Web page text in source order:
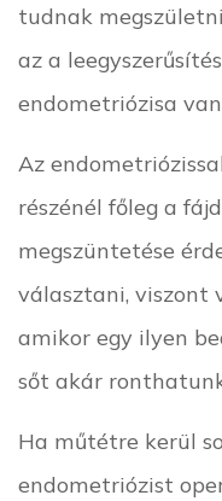
tudnak
az a
endometriózisa
Az
részénél főleg a
megszüntetése
választani, viszont
amikor egy ilyen
sőt akár
Ha műtétre kerül
endometriózist